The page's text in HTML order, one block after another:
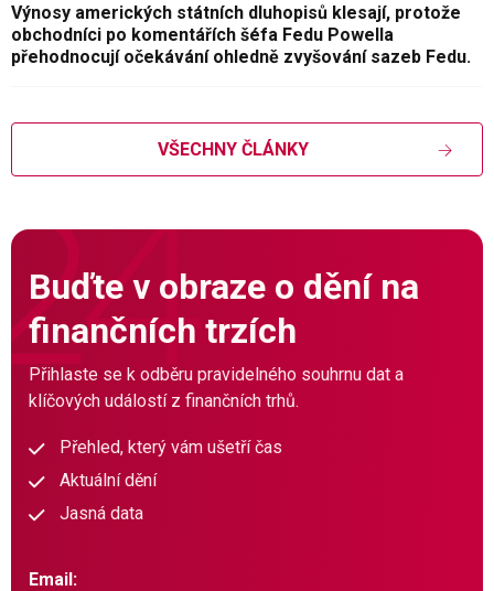
Výnosy amerických státních dluhopisů klesají, protože
obchodníci po komentářích šéfa Fedu Powella
přehodnocují očekávání ohledně zvyšování sazeb Fedu.
VŠECHNY ČLÁNKY
Buďte v obraze o dění na
finančních trzích
Přihlaste se k odběru pravidelného souhrnu dat a
klíčových událostí z finančních trhů.
Přehled, který vám ušetří čas
Aktuální dění
Jasná data
Email: